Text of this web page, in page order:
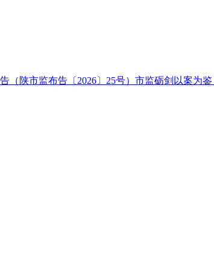
陕市监布告〔2026〕25号）市监砺剑以案为